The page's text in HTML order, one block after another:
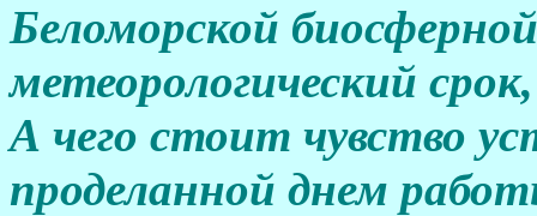
Беломорской
метеорологический
А чего стоит чувство
проделанной днем